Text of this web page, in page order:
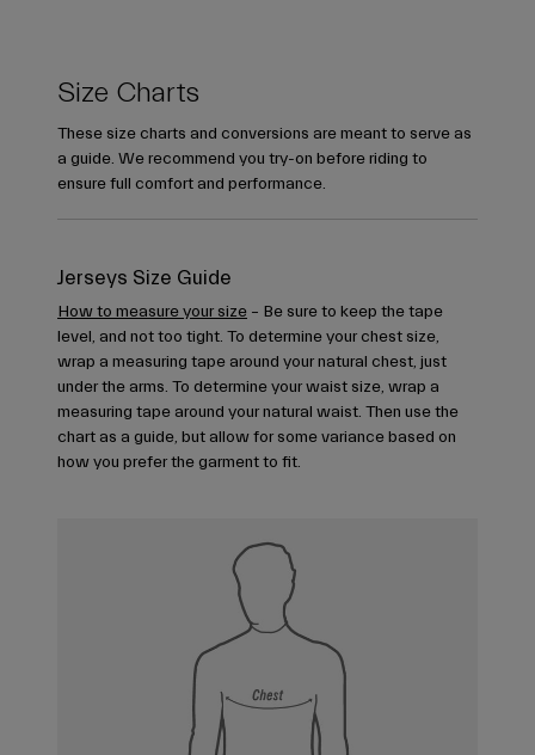
Size Charts
These size charts and conversions are meant to serve as
a guide. We recommend you try-on before riding to
ensure full comfort and performance.
Jerseys Size Guide
How to measure your size – Be sure to keep the tape
level, and not too tight. To determine your chest size,
wrap a measuring tape around your natural chest, just
under the arms. To determine your waist size, wrap a
measuring tape around your natural waist. Then use the
chart as a guide, but allow for some variance based on
how you prefer the garment to fit.